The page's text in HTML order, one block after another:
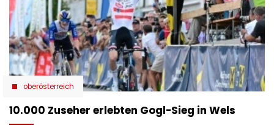
oberösterreich
10.000 Zuseher erlebten Gogl-Sieg in Wels